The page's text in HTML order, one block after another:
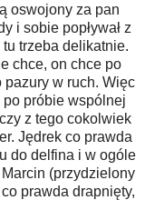
oswojony za pan
i sobie popływał z
trzeba delikatnie.
chce, on chce po
pazury w ruch. Więc
próbie wspólnej
z tego cokolwiek
Jędrek co prawda
do delfina i w ogóle
(przydzielony
prawda drapnięty,